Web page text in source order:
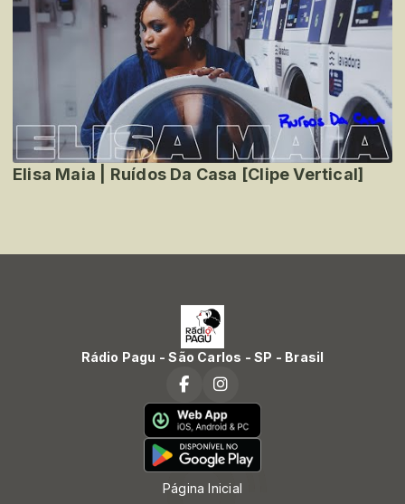
Elisa Maia | Ruídos Da Casa [Clipe Vertical]
Rádio Pagu - São Carlos - SP - Brasil
Página Inicial